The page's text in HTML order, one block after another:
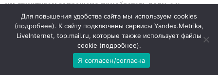
им структурам запрещено приобретать доли, а у
государства останется особый рычаг влияния — «золотая
акция», дающая право блокировать принципиальные
решения.
Где проходит граница между частным и
Для повышения удобства сайта мы используем cookies
(подробнее). К сайту подключены сервисы Yandex.Metrika,
LiveInternet, top.mail.ru, которые также использует файлы
cookie (подробнее).
Я согласен/согласна